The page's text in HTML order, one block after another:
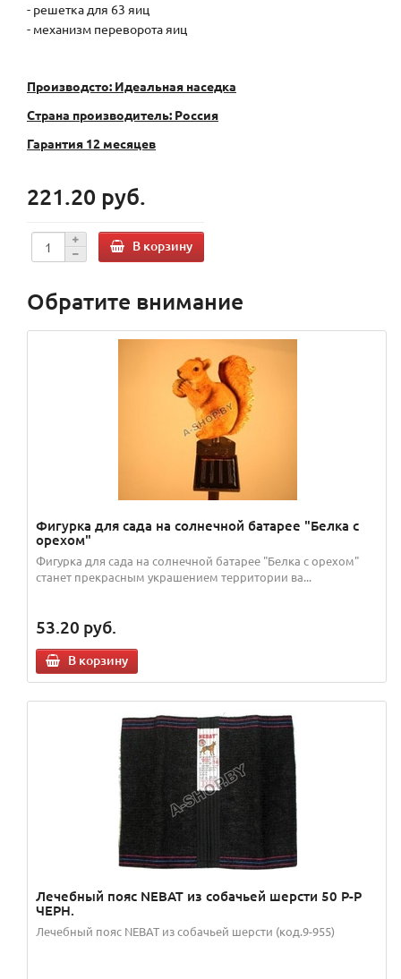
- решетка для 63 яиц
- механизм переворота яиц
Производсто: Идеальная наседка
Страна производитель: Россия
Гарантия 12 месяцев
221.20 руб.
В корзину
Обратите внимание
Фигурка для сада на солнечной батарее "Белка с
орехом"
Фигурка для сада на солнечной батарее "Белка с орехом"
станет прекрасным украшением территории ва...
53.20 руб.
В корзину
Лечебный пояс NEBAT из собачьей шерсти 50 Р-Р
ЧЕРН.
Лечебный пояс NEBAT из собачьей шерсти (код.9-955)